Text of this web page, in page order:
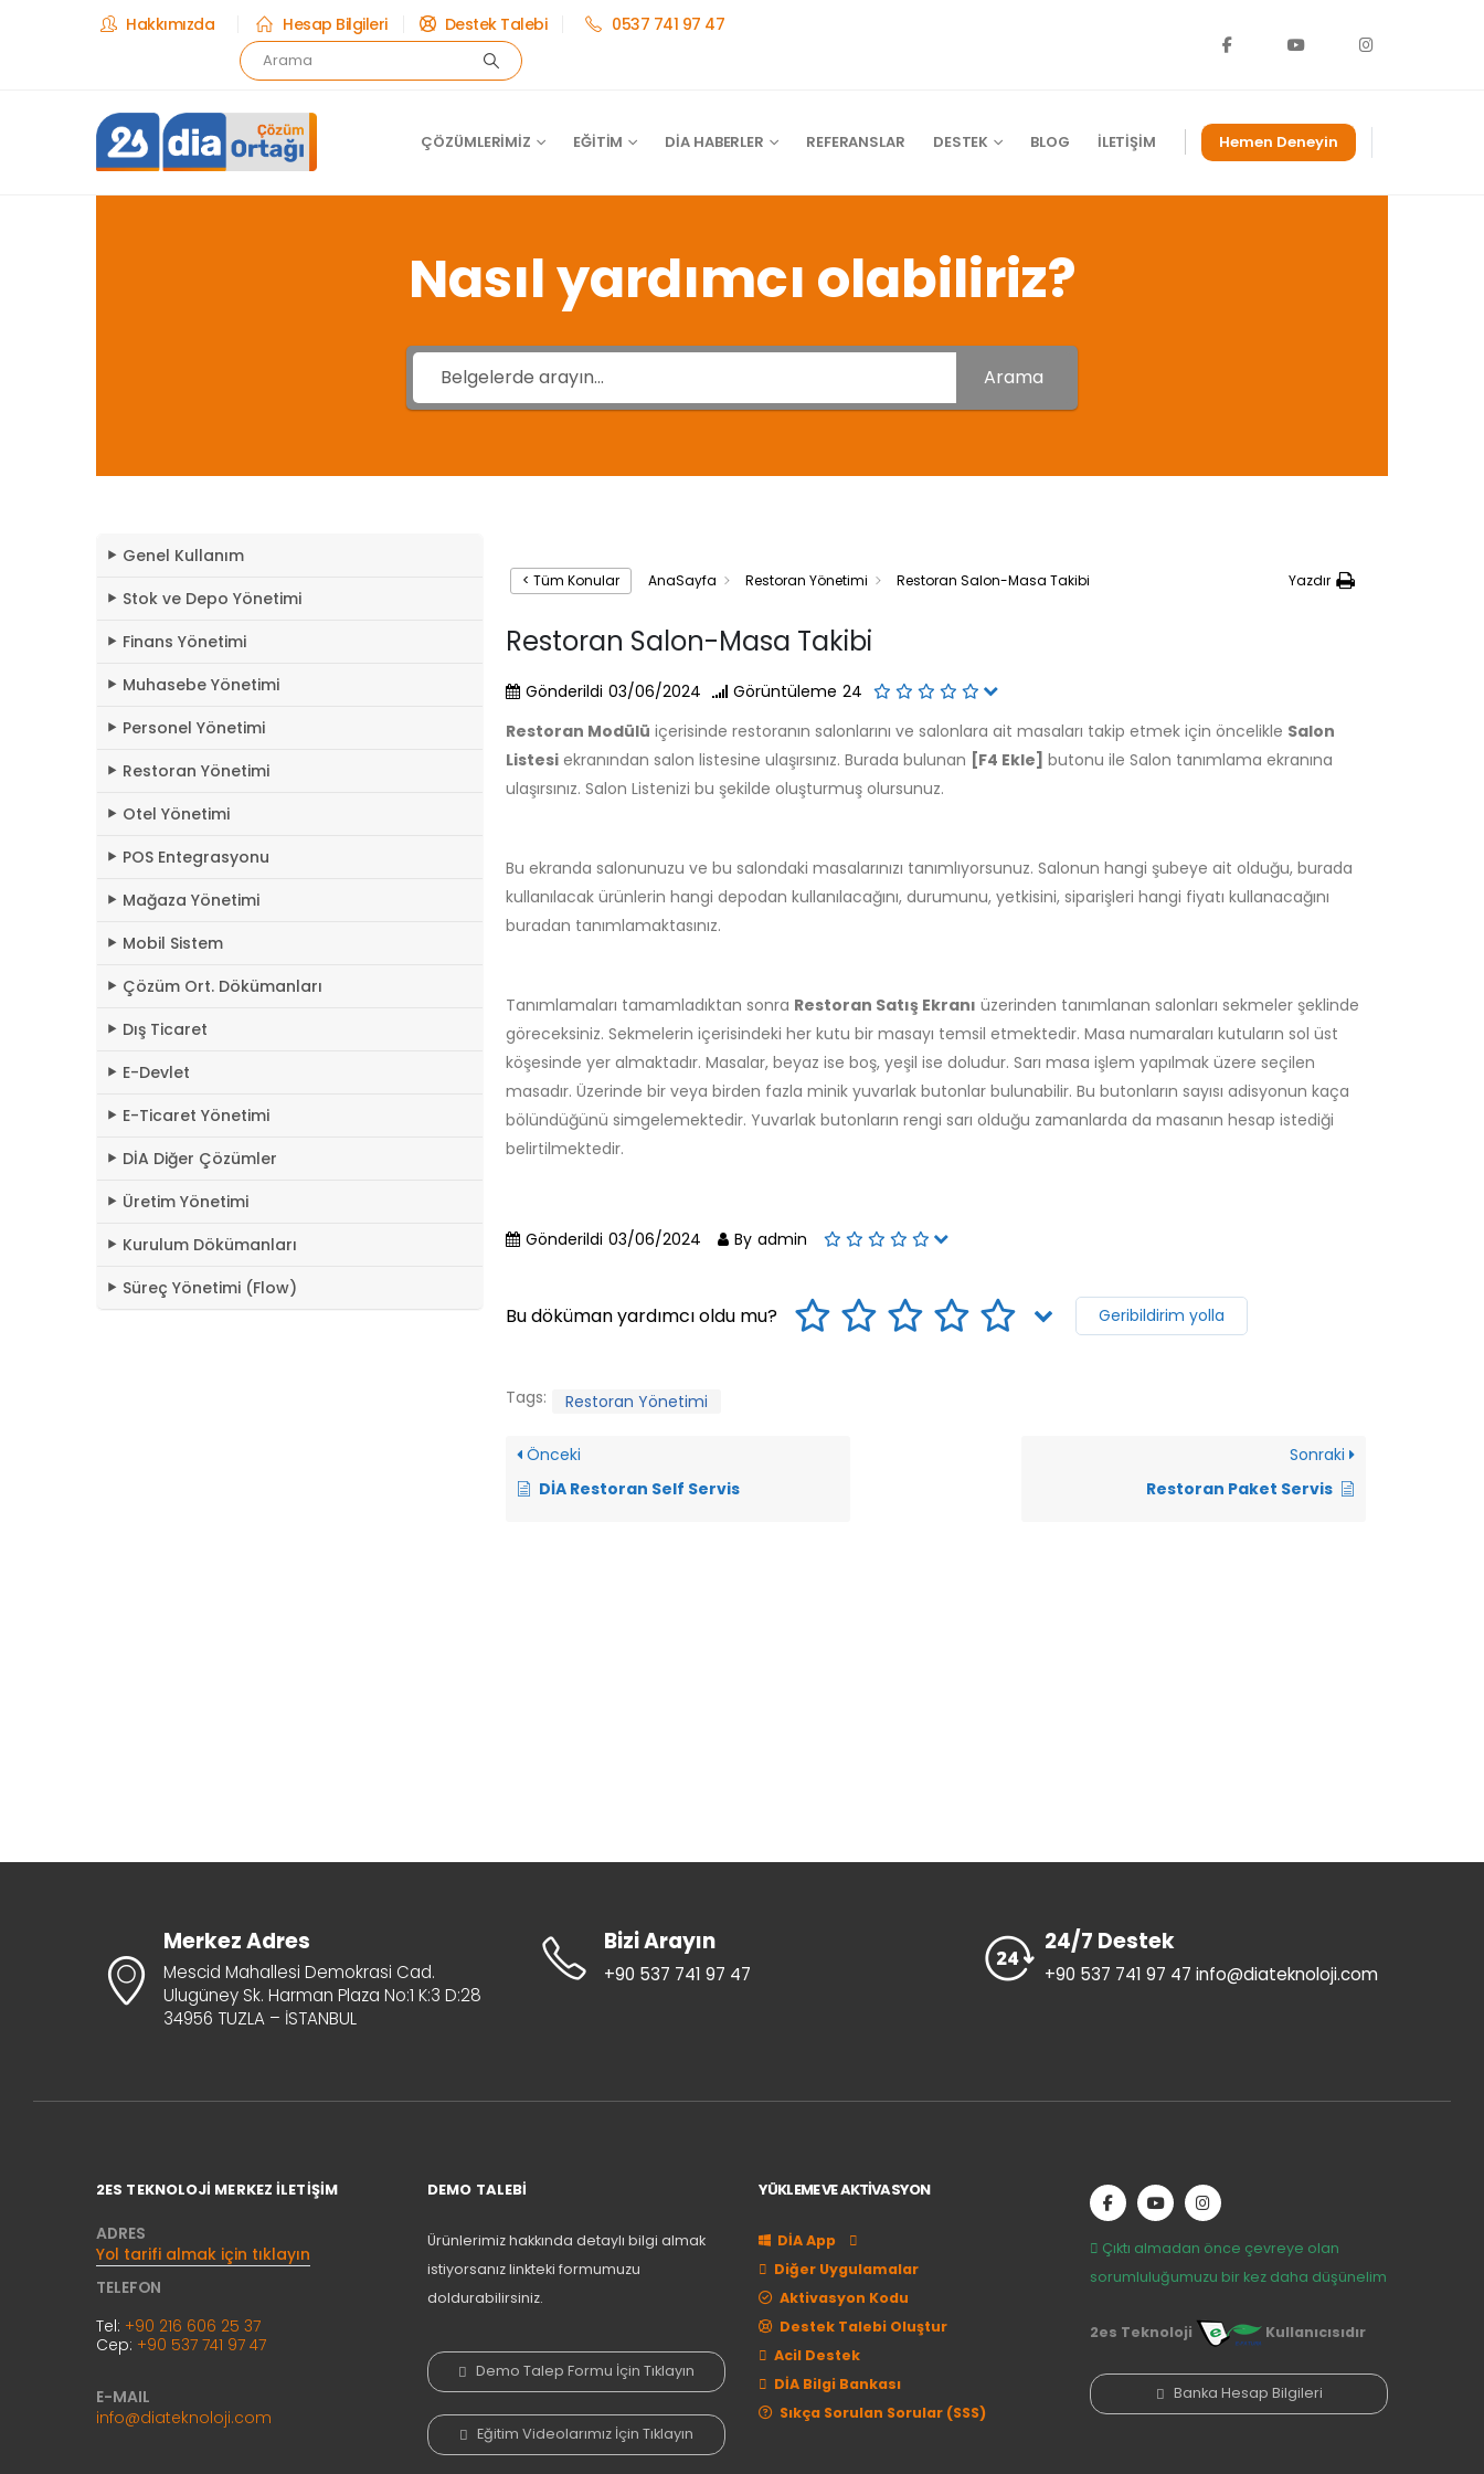
Hakkımızda Hesap Bilgileri Destek Talebi 0537 741 97 47
ÇÖZÜMLERIMIZ EĞITIM DİA HABERLER REFERANSLAR DESTEK BLOG İLETIŞIM Hemen Deneyin
Nasıl yardımcı olabiliriz?
Arama
Genel Kullanım
Stok ve Depo Yönetimi
Finans Yönetimi
Muhasebe Yönetimi
Personel Yönetimi
Restoran Yönetimi
Otel Yönetimi
POS Entegrasyonu
Mağaza Yönetimi
Mobil Sistem
Çözüm Ort. Dökümanları
Dış Ticaret
E-Devlet
E-Ticaret Yönetimi
DİA Diğer Çözümler
Üretim Yönetimi
Kurulum Dökümanları
Süreç Yönetimi (Flow)
< Tüm Konular AnaSayfa Restoran Yönetimi Restoran Salon-Masa Takibi Yazdır
Restoran Salon-Masa Takibi
Gönderildi 03/06/2024 Görüntüleme 24
Restoran Modülü içerisinde restoranın salonlarını ve salonlara ait masaları takip etmek için öncelikle Salon
Listesi ekranından salon listesine ulaşırsınız. Burada bulunan [F4 Ekle] butonu ile Salon tanımlama ekranına
ulaşırsınız. Salon Listenizi bu şekilde oluşturmuş olursunuz.
Bu ekranda salonunuzu ve bu salondaki masalarınızı tanımlıyorsunuz. Salonun hangi şubeye ait olduğu, burada
kullanılacak ürünlerin hangi depodan kullanılacağını, durumunu, yetkisini, siparişleri hangi fiyatı kullanacağını
buradan tanımlamaktasınız.
Tanımlamaları tamamladıktan sonra Restoran Satış Ekranı üzerinden tanımlanan salonları sekmeler şeklinde
göreceksiniz. Sekmelerin içerisindeki her kutu bir masayı temsil etmektedir. Masa numaraları kutuların sol üst
köşesinde yer almaktadır. Masalar, beyaz ise boş, yeşil ise doludur. Sarı masa işlem yapılmak üzere seçilen
masadır. Üzerinde bir veya birden fazla minik yuvarlak butonlar bulunabilir. Bu butonların sayısı adisyonun kaça
bölündüğünü simgelemektedir. Yuvarlak butonların rengi sarı olduğu zamanlarda da masanın hesap istediği
belirtilmektedir.
Gönderildi 03/06/2024 By admin
Bu döküman yardımcı oldu mu? Geribildirim yolla
Tags: Restoran Yönetimi
Önceki
DİA Restoran Self Servis
Sonraki
Restoran Paket Servis
Merkez Adres
Mescid Mahallesi Demokrasi Cad.
Ulugüney Sk. Harman Plaza No:1 K:3 D:28
34956 TUZLA – İSTANBUL
Bizi Arayın
+90 537 741 97 47
24/7 Destek
+90 537 741 97 47 info@diateknoloji.com
2ES TEKNOLOJİ MERKEZ İLETİŞİM
ADRES
Yol tarifi almak için tıklayın
TELEFON
Tel: +90 216 606 25 37
Cep: +90 537 741 97 47
E-MAIL
info@diateknoloji.com
DEMO TALEBİ
Ürünlerimiz hakkında detaylı bilgi almak
istiyorsanız linkteki formumuzu
doldurabilirsiniz.
Demo Talep Formu İçin Tıklayın
Eğitim Videolarımız İçin Tıklayın
YÜKLEME VE AKTİVASYON
DİA App
Diğer Uygulamalar
Aktivasyon Kodu
Destek Talebi Oluştur
Acil Destek
DİA Bilgi Bankası
Sıkça Sorulan Sorular (SSS)
Çıktı almadan önce çevreye olan
sorumluluğumuzu bir kez daha düşünelim
2es Teknoloji Kullanıcısıdır
Banka Hesap Bilgileri